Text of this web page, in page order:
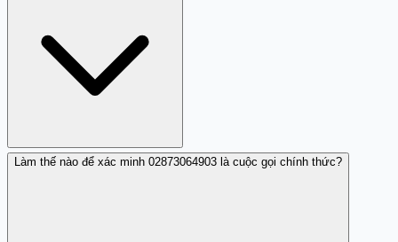
cùng một nguồn hoặc tổ chức. Điều này có thể là quảng
cáo, khảo sát, hoặc mục đích khác, nhưng cần cẩn thận
vì 02873064903 chưa được xác minh hoàn toàn.
Nếu 02873064903 gọi lặp lại nhiều lần và bạn không
Làm thế nào để xác minh 02873064903 là cuộc gọi chính thức?